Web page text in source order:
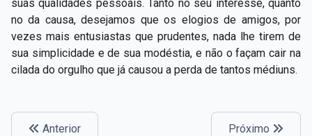
suas qualidades pessoais. Tanto no seu interesse, quanto
no da causa, desejamos que os elogios de amigos, por
vezes mais entusiastas que prudentes, nada lhe tirem de
sua simplicidade e de sua modéstia, e não o façam cair na
cilada do orgulho que já causou a perda de tantos médiuns.
Anterior Próximo